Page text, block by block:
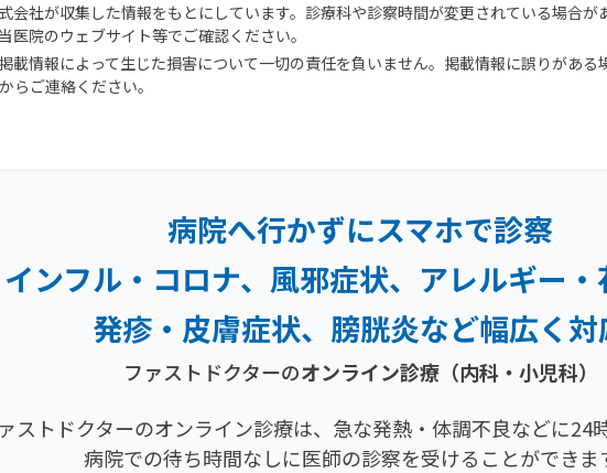
会社が収集した情報をもとにしています。診療科や診察時間が変更されている場合が
医院のウェブサイト等でご確認ください。
載情報によって生じた損害について一切の責任を負いません。掲載情報に誤りがある
らご連絡ください。
病院へ行かずにスマホで診察
インフル・コロナ、風邪症状、 アレルギー
発疹・ 皮膚症状、膀胱炎など幅広く対
ファストドクターのオンライン診療（内科・小児科）
ストドクターのオンライン診療は、急な発熱・体調不良などに24
病院での待ち時間なしに医師の診察を受けることができま